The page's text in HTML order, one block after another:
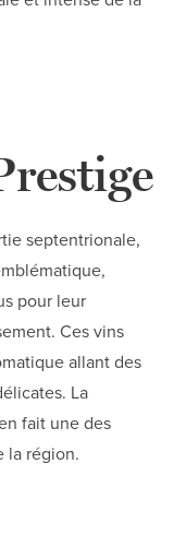
septentrionale,
pour leur
Ces vins
allant des
La
fait une des
la région.